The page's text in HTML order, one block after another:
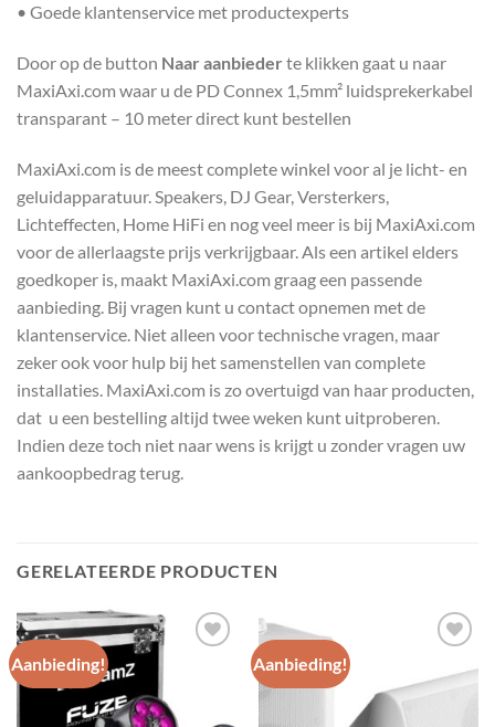
• Goede klantenservice met productexperts
Door op de button Naar aanbieder te klikken gaat u naar
MaxiAxi.com waar u de PD Connex 1,5mm² luidsprekerkabel
transparant – 10 meter direct kunt bestellen
MaxiAxi.com is de meest complete winkel voor al je licht- en
geluidapparatuur. Speakers, DJ Gear, Versterkers,
Lichteffecten, Home HiFi en nog veel meer is bij MaxiAxi.com
voor de allerlaagste prijs verkrijgbaar. Als een artikel elders
goedkoper is, maakt MaxiAxi.com graag een passende
aanbieding. Bij vragen kunt u contact opnemen met de
klantenservice. Niet alleen voor technische vragen, maar
zeker ook voor hulp bij het samenstellen van complete
installaties. MaxiAxi.com is zo overtuigd van haar producten,
dat u een bestelling altijd twee weken kunt uitproberen.
Indien deze toch niet naar wens is krijgt u zonder vragen uw
aankoopbedrag terug.
GERELATEERDE PRODUCTEN
Aanbieding!
Toevoegen
Aanbieding!